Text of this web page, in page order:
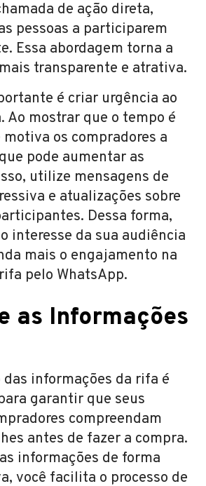
de ação direta,
pessoas a participarem
Essa abordagem torna a
transparente e atrativa.
é criar urgência ao
Ao mostrar que o tempo é
os compradores a
pode aumentar as
utilize mensagens de
e atualizações sobre
Dessa forma,
interesse da sua audiência
mais o engajamento na
pelo WhatsApp.
as Informações
das informações da rifa é
garantir que seus
compreendam
antes de fazer a compra.
informações de forma
você facilita o processo de